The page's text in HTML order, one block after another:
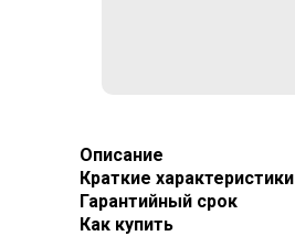
Описание
Краткие характеристики
Гарантийный срок
Как купить